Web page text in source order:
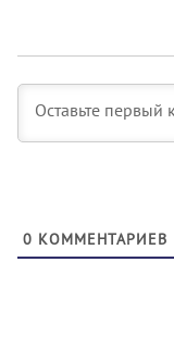
0 КОММЕНТАРИЕВ